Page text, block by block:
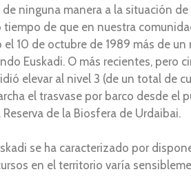
de ninguna manera a la situación
de que en nuestra
10 de octubre de 1989 más de
Euskadi. O más recientes, pero
elevar al nivel 3 (de un total de
el trasvase por barco desde
de la Biosfera de Urdaibai.
se ha caracterizado por
en el territorio varía